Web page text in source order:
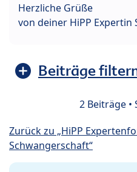
Herzliche Grüße
von deiner HiPP Expertin
Beiträge
2 Beiträge •
Zurück zu „HiPP
Schwangerschaft“